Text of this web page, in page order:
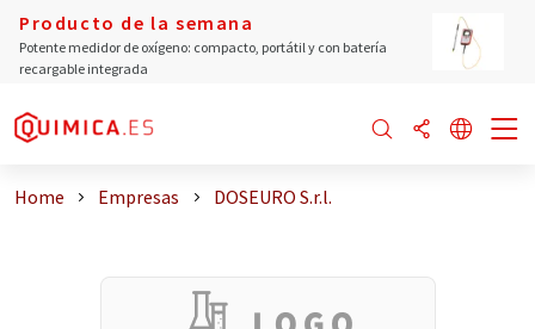
Producto de la semana
Potente medidor de oxígeno: compacto, portátil y con batería
recargable integrada
Home Empresas DOSEURO S.r.l.